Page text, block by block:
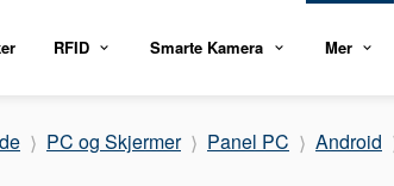
RFID Smarte Kamera Mer
PC og Skjermer Panel PC Android